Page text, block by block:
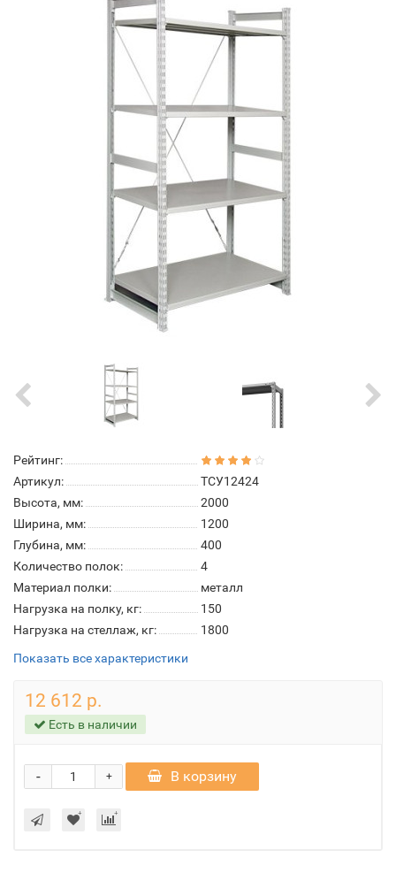
Рейтинг:
Артикул:
ТСУ12424
Высота, мм:
2000
Ширина, мм:
1200
Глубина, мм:
400
Количество полок:
4
Материал полки:
металл
Нагрузка на полку, кг:
150
Нагрузка на стеллаж, кг:
1800
Показать все характеристики
12 612 р.
Есть в наличии
+
- В корзину